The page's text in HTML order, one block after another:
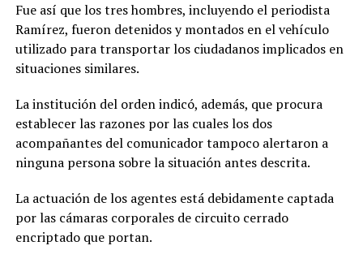
Fue así que los tres hombres, incluyendo el periodista
Ramírez, fueron detenidos y montados en el vehículo
utilizado para transportar los ciudadanos implicados en
situaciones similares.
La institución del orden indicó, además, que procura
establecer las razones por las cuales los dos
acompañantes del comunicador tampoco alertaron a
ninguna persona sobre la situación antes descrita.
La actuación de los agentes está debidamente captada
por las cámaras corporales de circuito cerrado
encriptado que portan.